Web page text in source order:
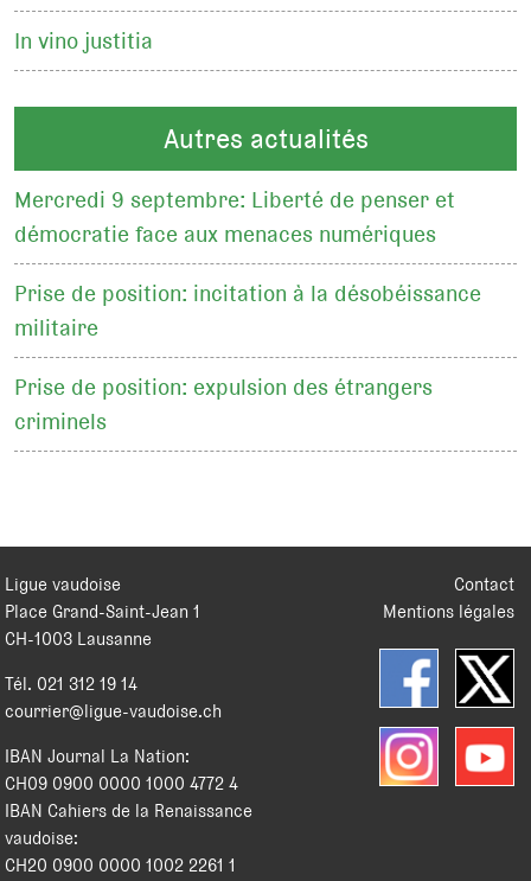
In vino justitia
Autres actualités
Mercredi 9 septembre: Liberté de penser et
démocratie face aux menaces numériques
Prise de position: incitation à la désobéissance
militaire
Prise de position: expulsion des étrangers
criminels
Contact
Mentions légales
Ligue vaudoise
Place Grand-Saint-Jean 1
CH-1003 Lausanne
Tél. 021 312 19 14
courrier@ligue-vaudoise.ch
IBAN Journal La Nation:
CH09 0900 0000 1000 4772 4
IBAN Cahiers de la Renaissance
vaudoise:
CH20 0900 0000 1002 2261 1